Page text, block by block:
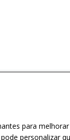
para
personalizar